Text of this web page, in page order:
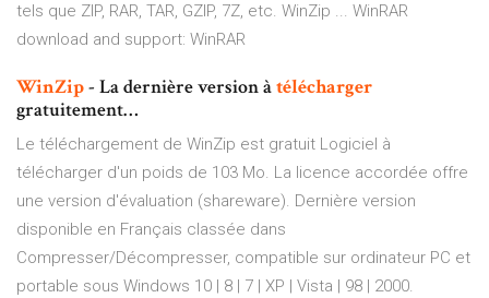
tels que ZIP, RAR, TAR, GZIP, 7Z, etc. WinZip ... WinRAR
download and support: WinRAR
WinZip- La dernière version àtélécharger
gratuitement…
Le téléchargement de WinZip est gratuit Logiciel à
télécharger d'un poids de 103 Mo. La licence accordée offre
une version d'évaluation (shareware). Dernière version
disponible en Français classée dans
Compresser/Décompresser, compatible sur ordinateur PC et
portable sous Windows 10 | 8 | 7 | XP | Vista | 98 | 2000.